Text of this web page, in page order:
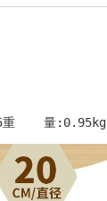
重    量:0.95kg